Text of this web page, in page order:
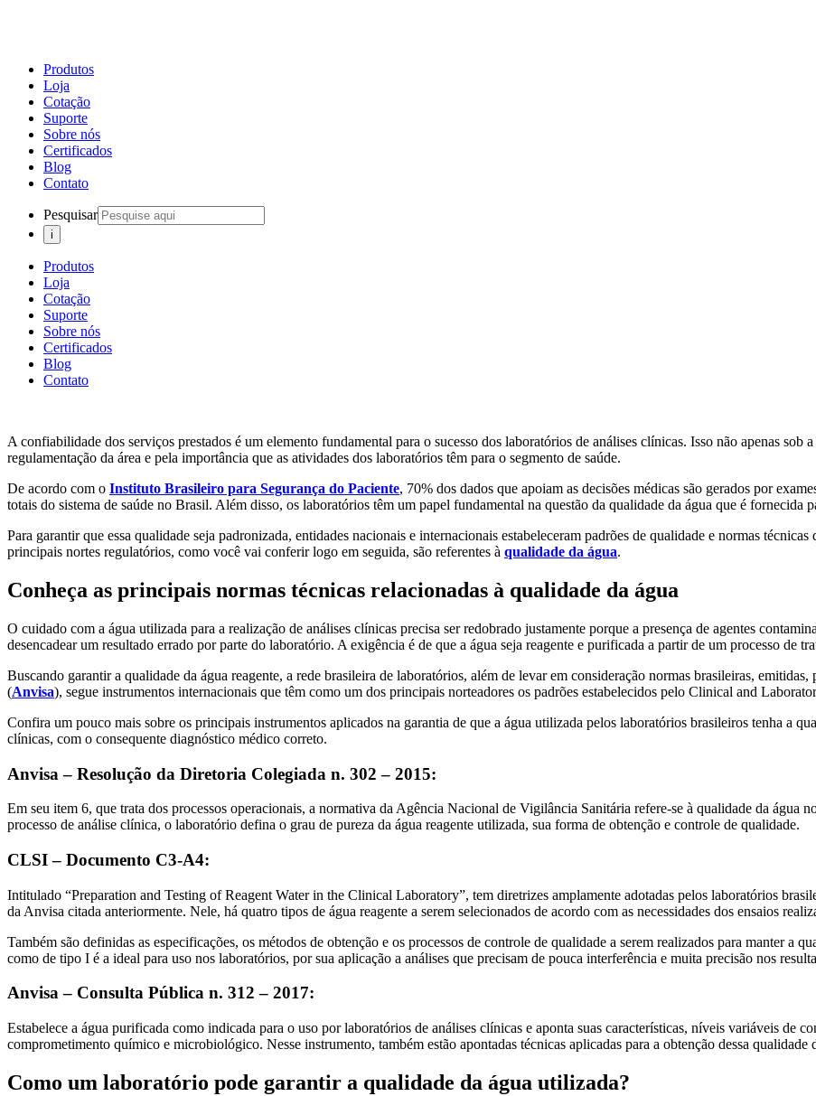
Produtos
Loja
Cotação
Suporte
Sobre nós
Certificados
Blog
Contato
Pesquisar
Produtos
Loja
Cotação
Suporte
Sobre nós
Certificados
Blog
Contato
A confiabilidade dos serviços prestados é um elemento fundamental para o sucesso dos laboratórios de análises clínicas. Isso não apenas sob
regulamentação da área e pela importância que as atividades dos laboratórios têm para o segmento de saúde.
De acordo com o Instituto Brasileiro para Segurança do Paciente, 70% dos dados que apoiam as decisões médicas são gerados por
totais do sistema de saúde no Brasil. Além disso, os laboratórios têm um papel fundamental na questão da qualidade da água que é fornecida
Para garantir que essa qualidade seja padronizada, entidades nacionais e internacionais estabeleceram padrões de qualidade e normas
principais nortes regulatórios, como você vai conferir logo em seguida, são referentes à qualidade da água.
Conheça as principais normas técnicas relacionadas à qualidade da água
O cuidado com a água utilizada para a realização de análises clínicas precisa ser redobrado justamente porque a presença de agentes
desencadear um resultado errado por parte do laboratório. A exigência é de que a água seja reagente e purificada a partir de um processo de
Buscando garantir a qualidade da água reagente, a rede brasileira de laboratórios, além de levar em consideração normas brasileiras,
(Anvisa), segue instrumentos internacionais que têm como um dos principais norteadores os padrões estabelecidos pelo Clinical and
Confira um pouco mais sobre os principais instrumentos aplicados na garantia de que a água utilizada pelos laboratórios brasileiros tenha a
clínicas, com o consequente diagnóstico médico correto.
Anvisa – Resolução da Diretoria Colegiada n. 302 – 2015:
Em seu item 6, que trata dos processos operacionais, a normativa da Agência Nacional de Vigilância Sanitária refere-se à qualidade da água
processo de análise clínica, o laboratório defina o grau de pureza da água reagente utilizada, sua forma de obtenção e controle de qualidade.
CLSI – Documento C3-A4:
Intitulado “Preparation and Testing of Reagent Water in the Clinical Laboratory”, tem diretrizes amplamente adotadas pelos laboratórios
da Anvisa citada anteriormente. Nele, há quatro tipos de água reagente a serem selecionados de acordo com as necessidades dos ensaios
Também são definidas as especificações, os métodos de obtenção e os processos de controle de qualidade a serem realizados para manter a
como de tipo I é a ideal para uso nos laboratórios, por sua aplicação a análises que precisam de pouca interferência e muita precisão nos
Anvisa – Consulta Pública n. 312 – 2017:
Estabelece a água purificada como indicada para o uso por laboratórios de análises clínicas e aponta suas características, níveis variáveis de
comprometimento químico e microbiológico. Nesse instrumento, também estão apontadas técnicas aplicadas para a obtenção dessa qualidade
Como um laboratório pode garantir a qualidade da água utilizada?